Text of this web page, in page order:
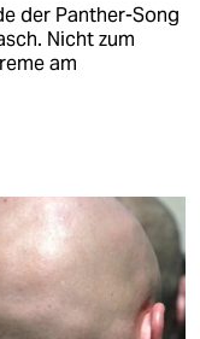
der Panther-Song
Nicht zum
am